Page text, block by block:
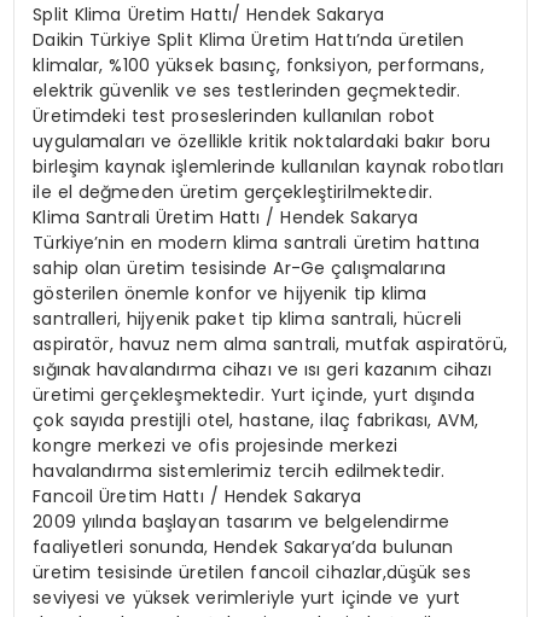
Split Klima Üretim Hattı/ Hendek Sakarya
Daikin Türkiye Split Klima Üretim Hattı’nda üretilen
klimalar, %100 yüksek basınç, fonksiyon, performans,
elektrik güvenlik ve ses testlerinden geçmektedir.
Üretimdeki test proseslerinden kullanılan robot
uygulamaları ve özellikle kritik noktalardaki bakır boru
birleşim kaynak işlemlerinde kullanılan kaynak robotları
ile el değmeden üretim gerçekleştirilmektedir.
Klima Santrali Üretim Hattı / Hendek Sakarya
Türkiye’nin en modern klima santrali üretim hattına
sahip olan üretim tesisinde Ar-Ge çalışmalarına
gösterilen önemle konfor ve hijyenik tip klima
santralleri, hijyenik paket tip klima santrali, hücreli
aspiratör, havuz nem alma santrali, mutfak aspiratörü,
sığınak havalandırma cihazı ve ısı geri kazanım cihazı
üretimi gerçekleşmektedir. Yurt içinde, yurt dışında
çok sayıda prestijli otel, hastane, ilaç fabrikası, AVM,
kongre merkezi ve ofis projesinde merkezi
havalandırma sistemlerimiz tercih edilmektedir.
Fancoil Üretim Hattı / Hendek Sakarya
2009 yılında başlayan tasarım ve belgelendirme
faaliyetleri sonunda, Hendek Sakarya’da bulunan
üretim tesisinde üretilen fancoil cihazlar,düşük ses
seviyesi ve yüksek verimleriyle yurt içinde ve yurt